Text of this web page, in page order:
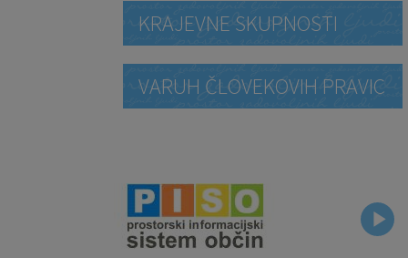
KRAJEVNE SKUPNOSTI
VARUH ČLOVEKOVIH PRAVIC